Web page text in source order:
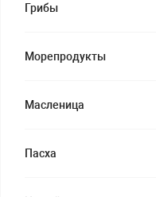
Грибы
Морепродукты
Масленица
Пасха